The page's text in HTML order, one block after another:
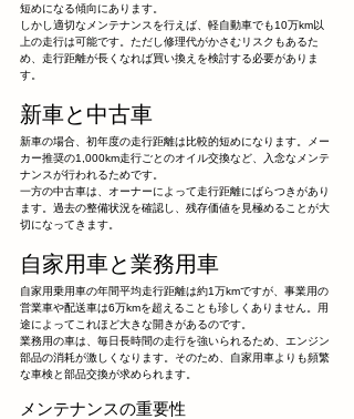
短めになる傾向にあります。
しかし適切なメンテナンスを行えば、軽自動車でも10万km以
上の走行は可能です。ただし修理代がかさむリスクもあるた
め、走行距離が長くなれば買い換えを検討する必要がありま
す。
新車と中古車
新車の場合、初年度の走行距離は比較的短めになります。メー
カー推奨の1,000km走行ごとのオイル交換など、入念なメンテ
ナンスが行われるためです。
一方の中古車は、オーナーによって走行距離にばらつきがあり
ます。過去の整備状況を確認し、残存価値を見極めることが大
切になってきます。
自家用車と業務用車
自家用乗用車の年間平均走行距離は約1万kmですが、事業用の
営業車や配送車は6万kmを超えることも珍しくありません。用
途によってこれほど大きな開きがあるのです。
業務用の車は、毎日長時間の走行を強いられるため、エンジン
部品の消耗が激しくなります。そのため、自家用車よりも頻繁
な車検と部品交換が求められます。
メンテナンスの重要性